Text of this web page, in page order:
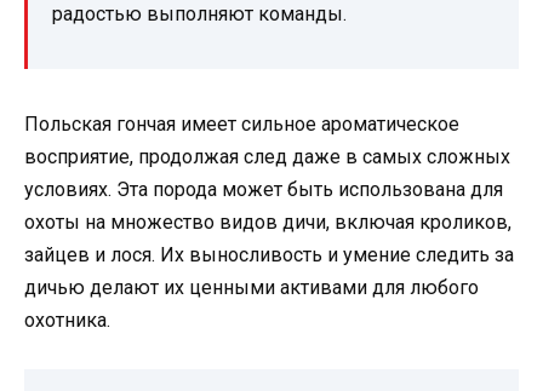
радостью выполняют команды.
Польская гончая имеет сильное ароматическое
восприятие, продолжая след даже в самых сложных
условиях. Эта порода может быть использована для
охоты на множество видов дичи, включая кроликов,
зайцев и лося. Их выносливость и умение следить за
дичью делают их ценными активами для любого
охотника.